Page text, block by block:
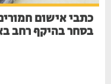
בסחר בהיקף רחב